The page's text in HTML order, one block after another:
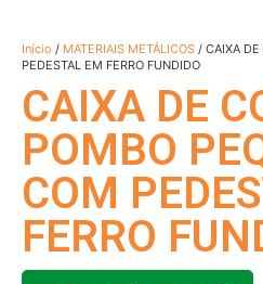
Início / MATERIAIS METÁLICOS / CAIXA DE
PEDESTAL EM FERRO FUNDIDO
CAIXA DE
POMBO
COM
FERRO